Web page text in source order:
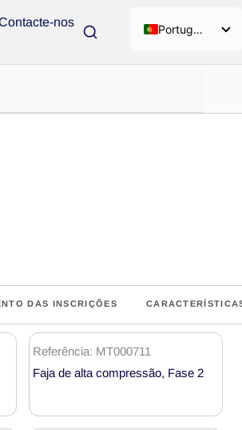
nos Português
DAS INSCRIÇÕES
Referência: MT000711
Faja de alta compressão, Fase 2